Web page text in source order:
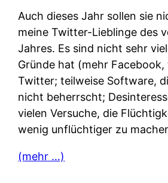
Auch dieses Jahr sollen sie
meine Twitter-Lieblinge des
Jahres. Es sind nicht sehr
Gründe hat (mehr Facebook,
Twitter; teilweise Software,
nicht beherrscht;
vielen Versuche, die
wenig unflüchtiger zu
(mehr …)